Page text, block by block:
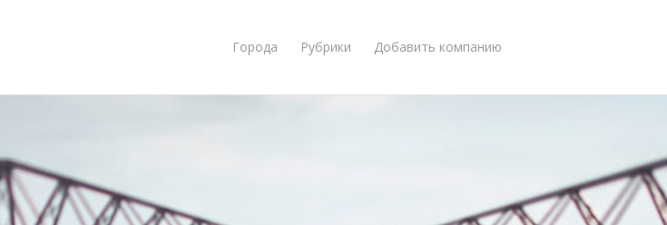
Города Рубрики Добавить компанию